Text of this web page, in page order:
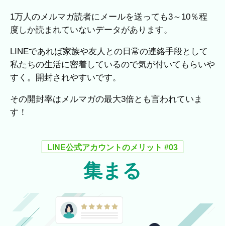
1万人のメルマガ読者にメールを送っても3～10％程
度しか読まれていないデータがあります。
LINEであれば家族や友人との日常の連絡手段として
私たちの生活に密着しているので気が付いてもらいや
すく。開封されやすいです。
その開封率はメルマガの最大3倍とも言われていま
す！
LINE公式アカウントのメリット #03
集まる